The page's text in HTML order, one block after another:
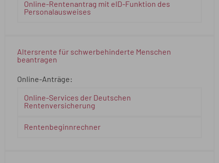
Online-Rentenantrag mit eID-Funktion des
Personalausweises
Altersrente für schwerbehinderte Menschen
beantragen
Online-Anträge:
Online-Services der Deutschen
Rentenversicherung
Rentenbeginnrechner